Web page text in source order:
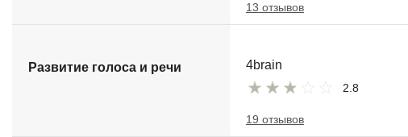
13 отзывов
Развитие голоса и речи 4brain
2.8
19 отзывов